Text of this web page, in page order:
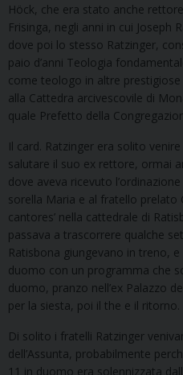
Höck, che era stato anche
Frisinga, negli anni in cui Joseph
dove poi lo stesso Ratzinger,
paio d’anni Teologia
come teologo in altre
alla Cattedra arcivescovile di
quale Prefetto della
Il card. Ratzinger era solito
salutare il suo ex rettore, ormai
dove aveva ricevuto
sorella Maria e al fratello prelato
cantores’ nella cattedrale di
passava a trascorrere qualche
Ratisbona giungevano in treno,
duomo con un programma che
duomo, pranzo nell’ex Palazzo
per la siesta, poi il the e il ritorno.
Di solito i fratelli Ratzinger
dell’Assunta, probabilmente
11 in duomo era solennizzata